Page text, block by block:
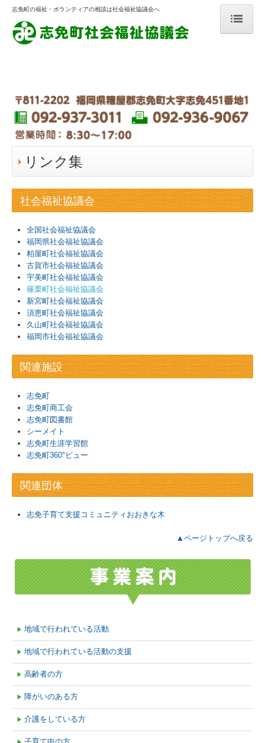
実施事業
地域で行われている活動
高齢者の方
障がいのある方
介護をしている方
子育て中の方
困りごとのある方
地域福祉事業
貸出事業
寄付・募金など
その他
アクセスマップ
法人情報
志免町の福祉・ボランティアの相談は社会福祉協議会へ
リンク集
社会福祉協議会
全国社会福祉協議会
福岡県社会福祉協議会
粕屋町社会福祉協議会
古賀市社会福祉協議会
宇美町社会福祉協議会
篠栗町社会福祉協議会
新宮町社会福祉協議会
須恵町社会福祉協議会
久山町社会福祉協議会
福岡市社会福祉協議会
関連施設
志免町
志免町商工会
志免町図書館
シーメイト
志免町生涯学習館
志免町360°ビュー
関連団体
志免子育て支援コミュニティおおきな木
▲ページトップへ戻る
▶ 地域で行われている活動
▶ 地域で行われている活動の支援
▶ 高齢者の方
▶ 障がいのある方
▶ 介護をしている方